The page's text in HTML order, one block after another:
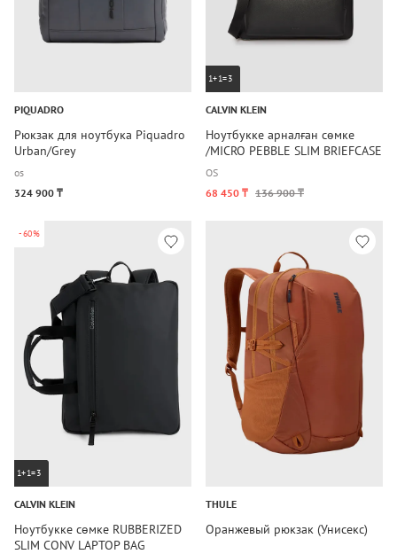
PIQUADRO
Рюкзак для ноутбука Piquadro
Urban/Grey
os
324 900 ₸
1+1=3
CALVIN KLEIN
Ноутбукке арналған сөмке
/MICRO PEBBLE SLIM BRIEFCASE
OS
68 450 ₸ 136 900 ₸
-60%
1+1=3
CALVIN KLEIN
Ноутбукке сөмке RUBBERIZED
SLIM CONV LAPTOP BAG
THULE
Оранжевый рюкзак (Унисекс)